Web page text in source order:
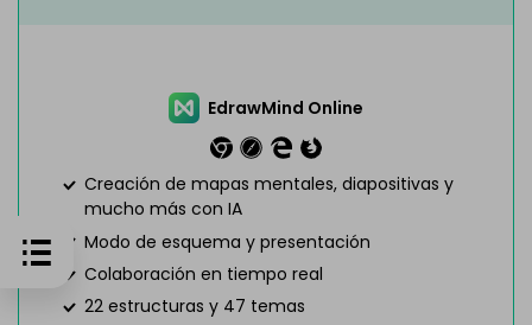
EdrawMind Online
Creación de mapas mentales, diapositivas y
mucho más con IA
Modo de esquema y presentación
Colaboración en tiempo real
22 estructuras y 47 temas